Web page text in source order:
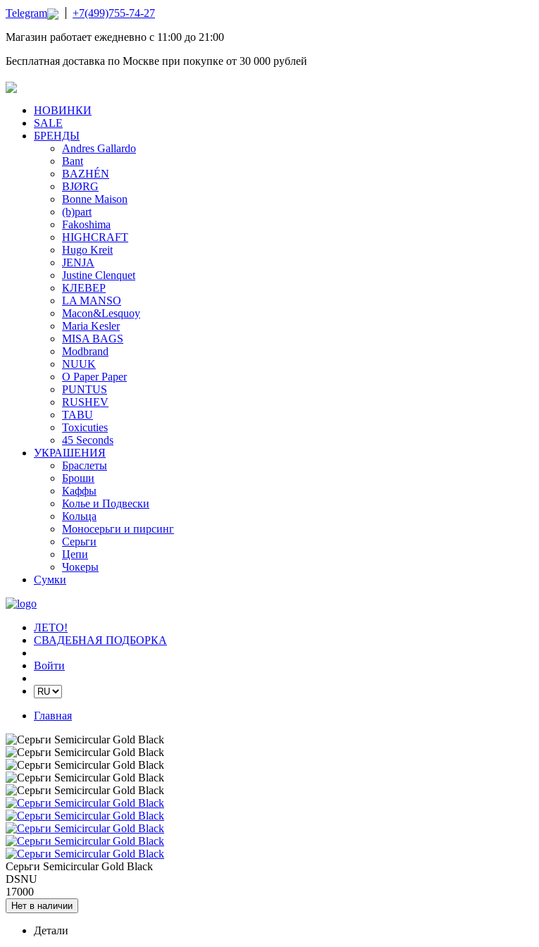
Telegram
+7(499)755-74-27
Магазин работает ежедневно с 11:00 до 21:00
Бесплатная доставка по Москве при покупке от 30 000 рублей
НОВИНКИ
SALE
БРЕНДЫ
Andres Gallardo
Bant
BAZHÉN
BJØRG
Bonne Maison
(b)part
Fakoshima
HIGHCRAFT
Hugo Kreit
JENJA
Justine Clenquet
КЛЕВЕР
LA MANSO
Macon&Lesquoy
Maria Kesler
MISA BAGS
Modbrand
NUUK
O Paper Paper
PUNTUS
RUSHEV
TABU
Toxicuties
45 Seconds
УКРАШЕНИЯ
Браслеты
Броши
Каффы
Колье и Подвески
Кольца
Моносерьги и пирсинг
Серьги
Цепи
Чокеры
Сумки
ЛЕТО!
СВАДЕБНАЯ ПОДБОРКА
Войти
Главная
Серьги Semicircular Gold Black
DSNU
17000
Нет в наличии
Детали